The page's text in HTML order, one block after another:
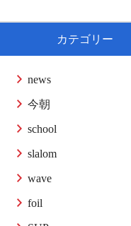
カテゴリー
news
今朝
school
slalom
wave
foil